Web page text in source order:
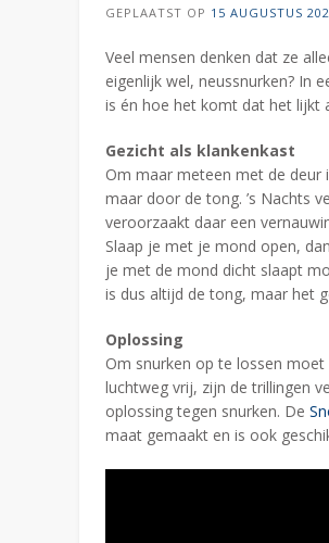
GEPLAATST OP 15 AUGUSTUS
Veel mensen denken dat ze
eigenlijk wel, neussnurken? In
is én hoe het komt dat het lijkt
Gezicht als klankenkast
Om maar meteen met de deur
maar door de tong. ’s Nachts
veroorzaakt daar een
Slaap je met je mond open,
je met de mond dicht slaapt
is dus altijd de tong, maar het
Oplossing
Om snurken op te lossen
luchtweg vrij, zijn de trillingen
oplossing tegen snurken. De
maat gemaakt en is ook